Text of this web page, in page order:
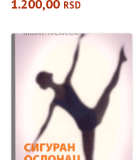
1.200,00 RSD